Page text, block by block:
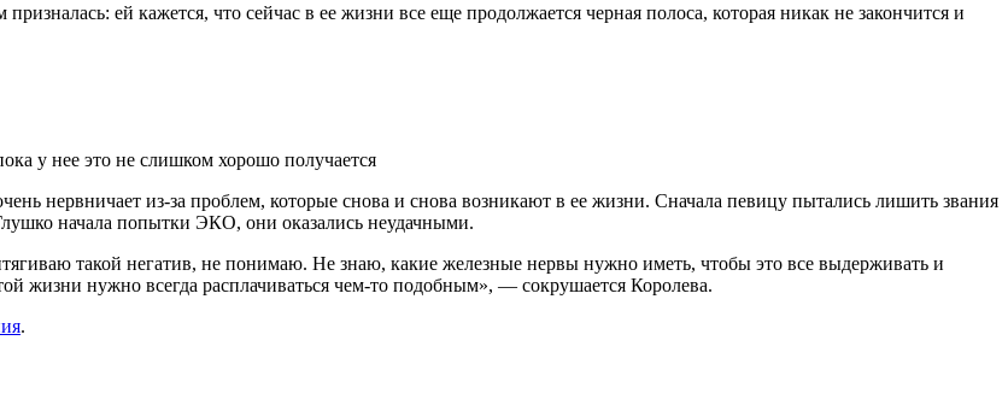
ей кажется, что сейчас в ее жизни все еще продолжается черная полоса, которая никак не закончится и
у нее это не слишком хорошо получается
нервничает из-за проблем, которые снова и снова возникают в ее жизни. Сначала певицу пытались лишить звания
начала попытки ЭКО, они оказались неудачными.
такой негатив, не понимаю. Не знаю, какие железные нервы нужно иметь, чтобы это все выдерживать и
жизни нужно всегда расплачиваться чем-то подобным», — сокрушается Королева.
.